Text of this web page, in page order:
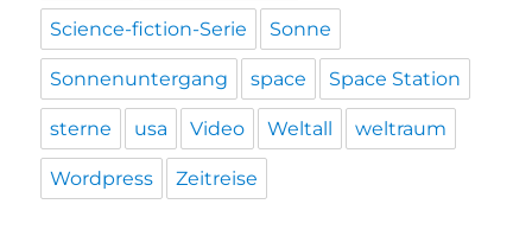
Science-fiction-Serie Sonne
Sonnenuntergang space Space Station
sterne usa Video Weltall weltraum
Wordpress Zeitreise